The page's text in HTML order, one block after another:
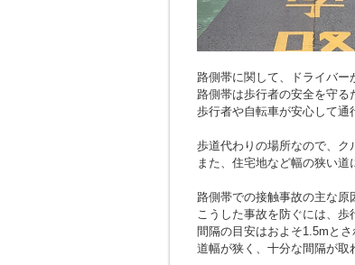
路側帯に関して、ドライバー
路側帯は歩行者の安全を守る
歩行者や自転車が安心して通
歩道代わりの場所なので、ク
また、住宅地など幅の狭い道
路側帯での接触事故の主な原
こうした事故を防ぐには、歩
間隔の目安はおよそ1.5mとさ
道幅が狭く、十分な間隔が取